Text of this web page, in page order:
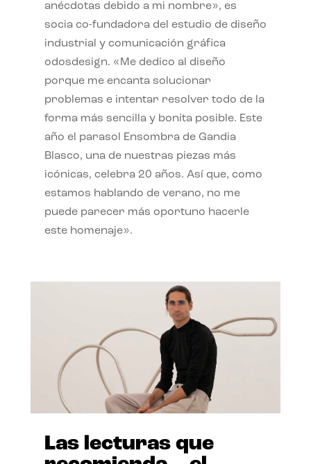
anécdotas debido a mi nombre», es
socia co-fundadora del estudio de diseño
industrial y comunicación gráfica
odosdesign. «Me dedico al diseño
porque me encanta solucionar
problemas e intentar resolver todo de la
forma más sencilla y bonita posible. Este
año el parasol Ensombra de Gandia
Blasco, una de nuestras piezas más
icónicas, celebra 20 años. Así que, como
estamos hablando de verano, no me
puede parecer más oportuno hacerle
este homenaje».
Las lecturas que